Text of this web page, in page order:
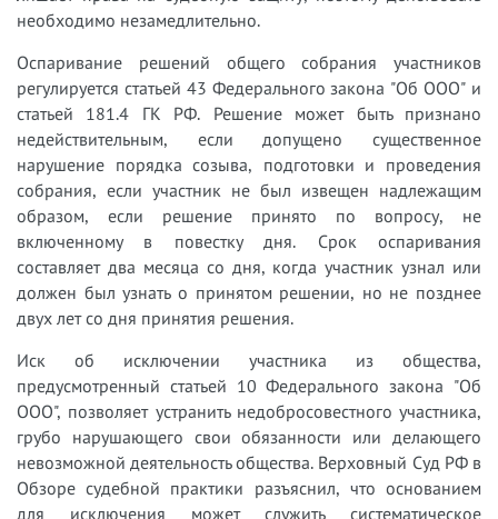
необходимо незамедлительно.
Оспаривание решений общего собрания участников
регулируется статьей 43 Федерального закона "Об ООО" и
статьей 181.4 ГК РФ. Решение может быть признано
недействительным, если допущено существенное
нарушение порядка созыва, подготовки и проведения
собрания, если участник не был извещен надлежащим
образом, если решение принято по вопросу, не
включенному в повестку дня. Срок оспаривания
составляет два месяца со дня, когда участник узнал или
должен был узнать о принятом решении, но не позднее
двух лет со дня принятия решения.
Иск об исключении участника из общества,
предусмотренный статьей 10 Федерального закона "Об
ООО", позволяет устранить недобросовестного участника,
грубо нарушающего свои обязанности или делающего
невозможной деятельность общества. Верховный Суд РФ в
Обзоре судебной практики разъяснил, что основанием
для исключения может служить систематическое